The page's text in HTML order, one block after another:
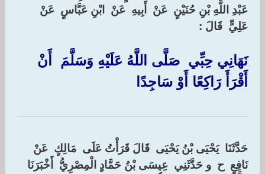
عَبْدِ اللَّهِ بْنِ حُنَيْنٍ ‏ ‏عَنْ ‏ ‏أَبِيهِ ‏ ‏عَنْ ‏ ‏ابْنِ عَبَّاسٍ ‏ ‏عَنْ ‏
‏عَلِيٍّ ‏ ‏قَالَ ‏:‏
نَهَانِي حِبِّي ‏ ‏صَلَّى اللَّهُ عَلَيْهِ وَسَلَّمَ ‏ ‏أَنْ
أَقْرَأَ رَاكِعًا أَوْ سَاجِدًا ‏
حَدَّثَنَا ‏ ‏يَحْيَى بْنُ يَحْيَى ‏ ‏قَالَ قَرَأْتُ عَلَى ‏ ‏مَالِكٍ ‏ ‏عَنْ ‏
‏نَافِعٍ ‏ ‏ح ‏ ‏و حَدَّثَنِي ‏ ‏عِيسَى بْنُ حَمَّادٍ الْمِصْرِيُّ ‏ ‏أَخْبَرَنَا ‏